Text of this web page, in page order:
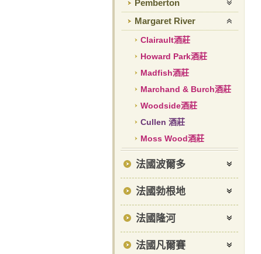
Pemberton
Margaret River
Clairault酒莊
Howard Park酒莊
Madfish酒莊
Marchand & Burch酒莊
Woodside酒莊
Cullen 酒莊
Moss Wood酒莊
法國波爾多
法國勃根地
法國隆河
法國凡爾賽